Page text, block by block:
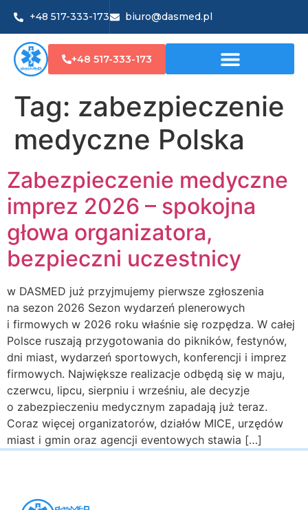
+48 517-333-173 biuro@dasmed.pl
+48 517-333-173
Tag: zabezpieczenie
medyczne Polska
Zabezpieczenie medyczne
imprez 2026 – spokojna
głowa organizatora,
bezpieczni uczestnicy
w DASMED już przyjmujemy pierwsze zgłoszenia
na sezon 2026 Sezon wydarzeń plenerowych
i firmowych w 2026 roku właśnie się rozpędza. W całej
Polsce ruszają przygotowania do pikników, festynów,
dni miast, wydarzeń sportowych, konferencji i imprez
firmowych. Największe realizacje odbędą się w maju,
czerwcu, lipcu, sierpniu i wrześniu, ale decyzje
o zabezpieczeniu medycznym zapadają już teraz.
Coraz więcej organizatorów, działów MICE, urzędów
miast i gmin oraz agencji eventowych stawia […]